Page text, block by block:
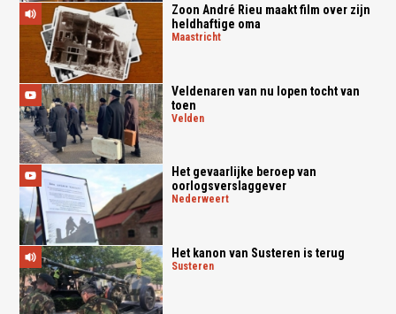
Zoon André Rieu maakt film over zijn
heldhaftige oma
maastricht
Veldenaren van nu lopen tocht van
toen
velden
Het gevaarlijke beroep van
oorlogsverslaggever
nederweert
Het kanon van Susteren is terug
susteren